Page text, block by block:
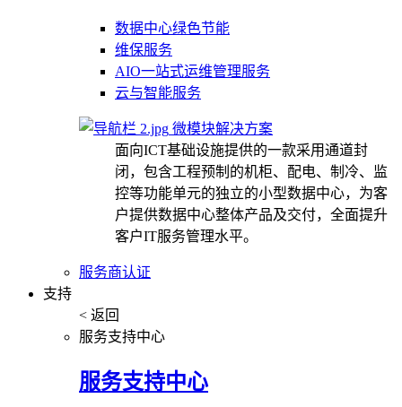
数据中心绿色节能
维保服务
AIO一站式运维管理服务
云与智能服务
微模块解决方案
面向ICT基础设施提供的一款采用通道封
闭，包含工程预制的机柜、配电、制冷、监
控等功能单元的独立的小型数据中心，为客
户提供数据中心整体产品及交付，全面提升
客户IT服务管理水平。
服务商认证
支持
< 返回
服务支持中心
服务支持中心